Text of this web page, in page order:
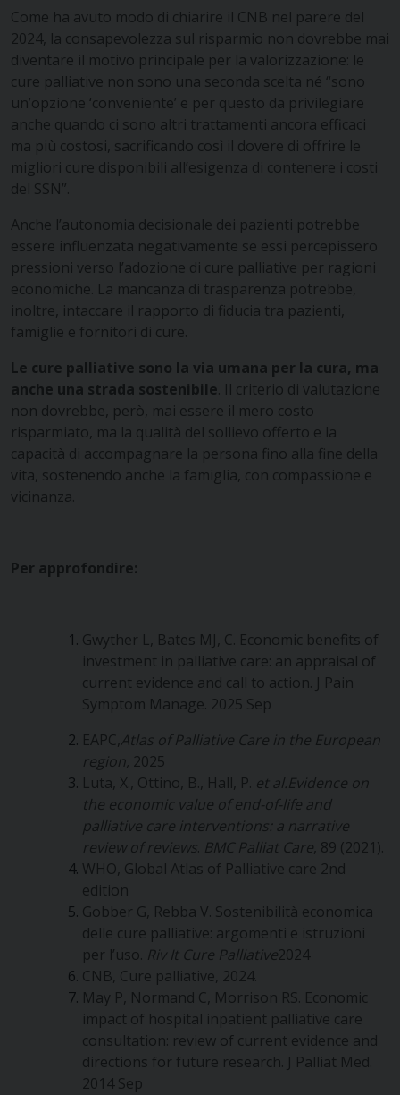
Come ha avuto modo di chiarire il CNB nel parere del
2024, la consapevolezza sul risparmio non dovrebbe mai
diventare il motivo principale per la valorizzazione: le
cure palliative non sono una seconda scelta né “sono
un’opzione ‘conveniente’ e per questo da privilegiare
anche quando ci sono altri trattamenti ancora efficaci
ma più costosi, sacrificando così il dovere di offrire le
migliori cure disponibili all’esigenza di contenere i costi
del SSN”.
Anche l’autonomia decisionale dei pazienti potrebbe
essere influenzata negativamente se essi percepissero
pressioni verso l’adozione di cure palliative per ragioni
economiche. La mancanza di trasparenza potrebbe,
inoltre, intaccare il rapporto di fiducia tra pazienti,
famiglie e fornitori di cure.
Le cure palliative sono la via umana per la cura, ma
anche una strada sostenibile. Il criterio di valutazione
non dovrebbe, però, mai essere il mero costo
risparmiato, ma la qualità del sollievo offerto e la
capacità di accompagnare la persona fino alla fine della
vita, sostenendo anche la famiglia, con compassione e
vicinanza.
Per approfondire:
Gwyther L, Bates MJ, C. Economic benefits of
investment in palliative care: an appraisal of
current evidence and call to action. J Pain
Symptom Manage. 2025 Sep
EAPC,Atlas of Palliative Care in the European
region, 2025
Luta, X., Ottino, B., Hall, P. et al.Evidence on
the economic value of end-of-life and
palliative care interventions: a narrative
review of reviews. BMC Palliat Care, 89 (2021).
WHO, Global Atlas of Palliative care 2nd
edition
Gobber G, Rebba V. Sostenibilità economica
delle cure palliative: argomenti e istruzioni
per l’uso. Riv It Cure Palliative2024
CNB, Cure palliative, 2024.
May P, Normand C, Morrison RS. Economic
impact of hospital inpatient palliative care
consultation: review of current evidence and
directions for future research. J Palliat Med.
2014 Sep